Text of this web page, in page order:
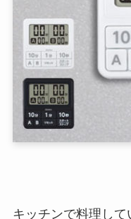
キッチンで料理し